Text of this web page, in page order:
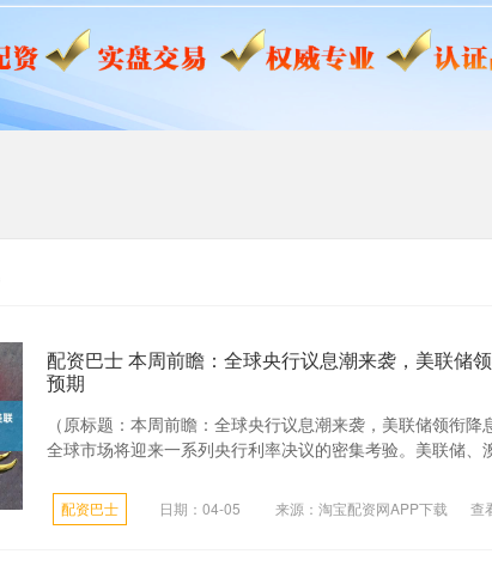
配资巴士 本周前瞻：全球央行议息潮来袭，美联储
预期
（原标题：本周前瞻：全球央行议息潮来袭，美联储领衔
全球市场将迎来一系列央行利率决议的密集考验。美联储、
配资巴士 日期：04-05 来源：淘宝配资网APP下载 查